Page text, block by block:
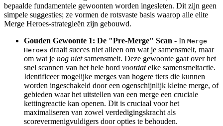
bepaalde fundamentele gewoonten worden ingesleten. Dit zijn geen
simpele suggesties; ze vormen de rotsvaste basis waarop alle elite
Merge Heroes-strategieën zijn gebouwd.
Gouden Gewoonte 1: De "Pre-Merge" Scan - In Merge
Heroes draait succes niet alleen om wat je samensmelt, maar
om wat je nog nietsamensmelt. Deze gewoonte gaat over het
snel scannen van het hele bord voordatelke samensmeltactie.
Identificeer mogelijke merges van hogere tiers die kunnen
worden ingeschakeld door een ogenschijnlijk kleine merge, of
gebieden waar het uitstellen van een merge een cruciale
kettingreactie kan openen. Dit is cruciaal voor het
maximaliseren van zowel verdedigingskracht als
scorevermenigvuldigers door opties te behouden.